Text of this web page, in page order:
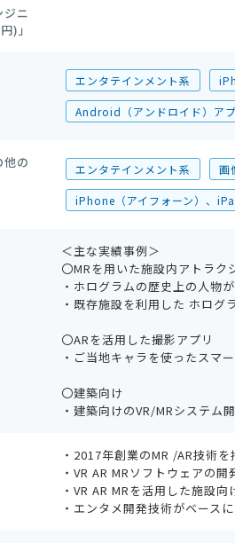
ジニ
)」
エンタテインメント系
Android（アンドロイド）ア
他の
エンタテインメント系 画
iPhone（アイフォーン）、
＜主な実績事例＞
〇MRを用いた施設内アトラク
・ホログラムの歴史上の人物
・既存施設を利用した ホログ
〇ARを活用した撮影アプリ
・ご当地キャラを使ったスマ
〇建築向け
・建築向けのVR/MRシステム
・2017年創業のMR /AR技術
・VR AR MRソフトウェアの
・VR AR MRを活用した施設
・エンタメ開発技術がベース